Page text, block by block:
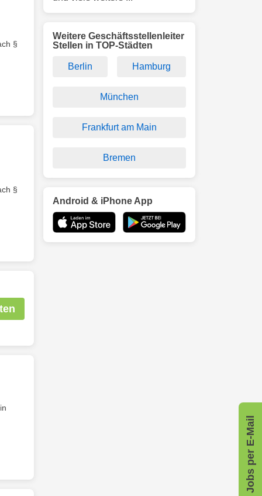
§
§
Jobs per E-Mail
Weitere Geschäftsstellenleiter
Stellen in TOP-Städten
Berlin Hamburg
München
Frankfurt am Main
Bremen
Android & iPhone App